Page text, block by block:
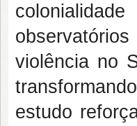
violência no
estudo